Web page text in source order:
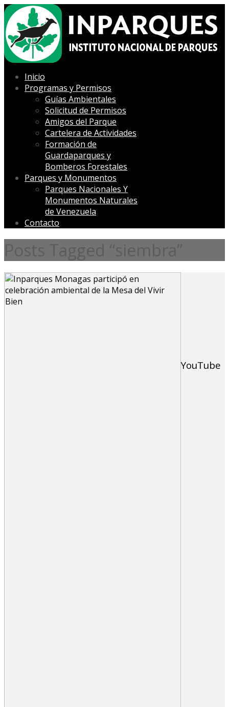
Inicio
Programas y Permisos
Guías Ambientales
Solicitud de Permisos
Amigos del Parque
Cartelera de Actividades
Formación de
Guardaparques y
Bomberos Forestales
Parques y Monumentos
Parques Nacionales Y
Monumentos Naturales
de Venezuela
Contacto
Posts Tagged “siembra”
YouTube